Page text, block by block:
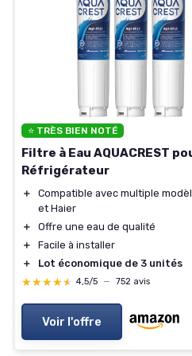
⭐ TRÈS BIEN NOTÉ
Filtre à Eau AQUACREST
Réfrigérateur
＋
Compatible avec multiple
et Haier
＋
Offre une eau de qualité
＋
Facile à installer
＋
Lot économique de 3 unités
★★★★★
★★★★★ 4,5/5 — 752 avis
Voir l'offre